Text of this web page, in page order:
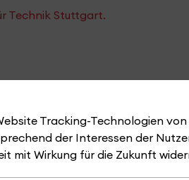
Technik Stuttgart.
Tracking-Technologien
der Interessen der
mit Wirkung für die Zukunft